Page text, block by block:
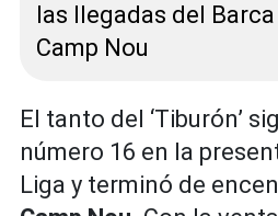
las llegadas del
Camp Nou
El tanto del ‘Tiburón’
número 16 en la
Liga y terminó de